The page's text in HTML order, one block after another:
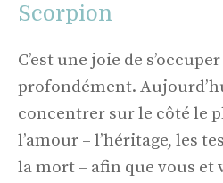
Scorpion
C’est une joie de
profondément.
concentrer sur le côté le
l’amour – l’héritage, les
la mort – afin que vous et